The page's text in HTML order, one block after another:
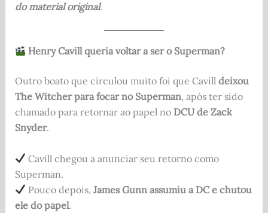
do material original.
Henry Cavill queria voltar a ser o Superman?
Outro boato que circulou muito foi que Cavill deixou
The Witcher para focar no Superman, após ter sido
chamado para retornar ao papel no DCU de Zack
Snyder.
Cavill chegou a anunciar seu retorno como
Superman.
Pouco depois, James Gunn assumiu a DC e chutou
ele do papel.